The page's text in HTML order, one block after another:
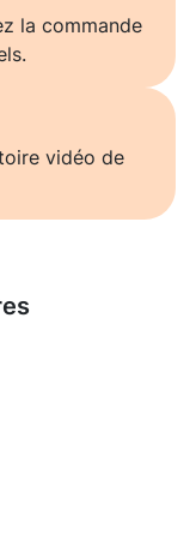
la commande
vidéo de